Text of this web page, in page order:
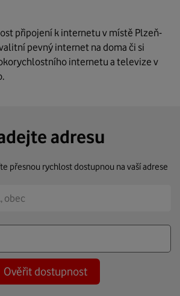
připojení k internetu v místě Plzeň-
pevný internet na doma či si
internetu a televize v
adresu
přesnou rychlost dostupnou na vaší adrese
Ověřit dostupnost